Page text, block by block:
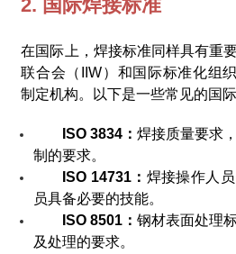
2. 国际焊接标准
在国际上，焊接标准同样具有重
联合会（IIW）和国际标准化组
制定机构。以下是一些常见的国
ISO 3834：焊接质量要求
制的要求。
ISO 14731： 焊接操作人
员具备必要的技能。
ISO 8501：钢材表面处理
及处理的要求。